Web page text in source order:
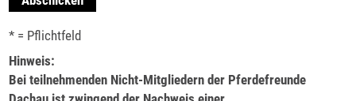
* = Pflichtfeld
Hinweis:
Bei teilnehmenden Nicht-Mitgliedern der Pferdefreunde